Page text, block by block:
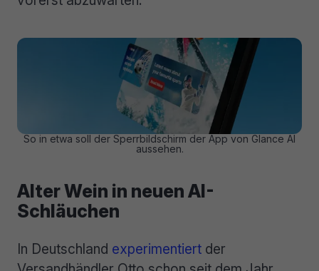
So in etwa soll der Sperrbildschirm der App von Glance AI
aussehen.
Alter Wein in neuen AI-
Schläuchen
In Deutschland experimentiert der